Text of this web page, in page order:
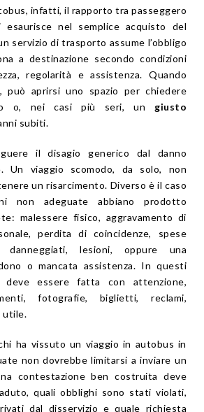
infatti, il rapporto tra passeggero
esaurisce nel semplice acquisto del
servizio di trasporto assume l’obbligo
a destinazione secondo condizioni
regolarità e assistenza. Quando
può aprirsi uno spazio per chiedere
o, nei casi più seri, un giusto
subiti.
il disagio generico dal danno
Un viaggio scomodo, da solo, non
un risarcimento. Diverso è il caso
non adeguate abbiano prodotto
malessere fisico, aggravamento di
perdita di coincidenze, spese
danneggiati, lesioni, oppure una
o mancata assistenza. In questi
deve essere fatta con attenzione,
fotografie, biglietti, reclami,
utile.
ha vissuto un viaggio in autobus in
non dovrebbe limitarsi a inviare un
contestazione ben costruita deve
quali obblighi sono stati violati,
dal disservizio e quale richiesta